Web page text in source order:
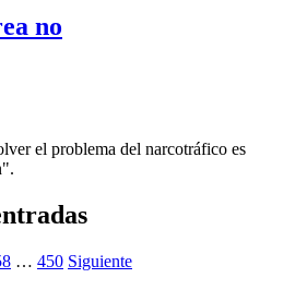
no
el problema del narcotráfico es
… 450 Siguiente